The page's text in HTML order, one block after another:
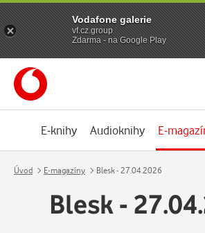
E-knihy Audioknihy E-
Úvod E-magazíny Blesk - 27.04.2026
Blesk -
Vodafone galerie
vf.cz.group
Zdarma - na Google Play